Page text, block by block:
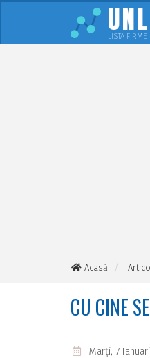
LISTA
Acasă
CU CINE
Marţi, 7